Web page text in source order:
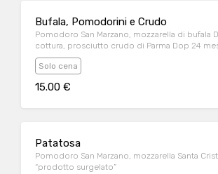
Bufala, Pomodorini e Crudo
Pomodoro San Marzano, mozzarella di bufala
cottura, prosciutto crudo di Parma Dop 24
semi-dry
Solo cena
15.00 €
Patatosa
Pomodoro San Marzano, mozzarella Santa
“prodotto surgelato”